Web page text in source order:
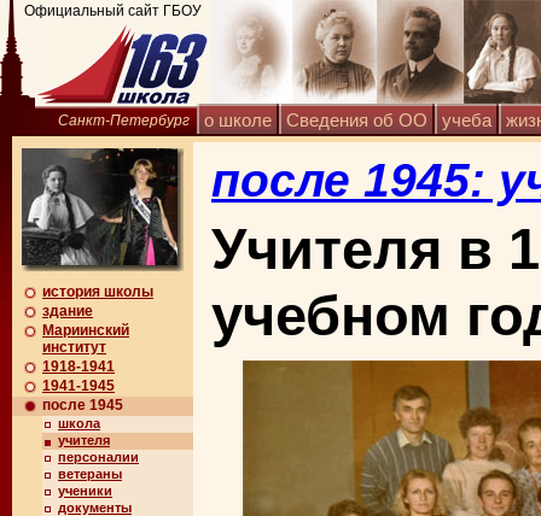
Официальный сайт ГБОУ
Санкт-Петербург о школе Сведения об ОО учеба
история школы
здание
Мариинский
институт
1918-1941
1941-1945
после 1945
школа
учителя
персоналии
ветераны
ученики
документы
после 1945:
Учителя в
учебном